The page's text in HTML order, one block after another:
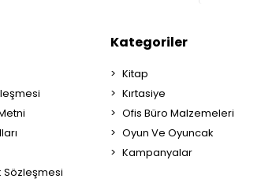
Sözleşmesi
Kategoriler
Kitap
Kırtasiye
Ofis Büro Malzemeleri
Oyun Ve Oyuncak
Kampanyalar